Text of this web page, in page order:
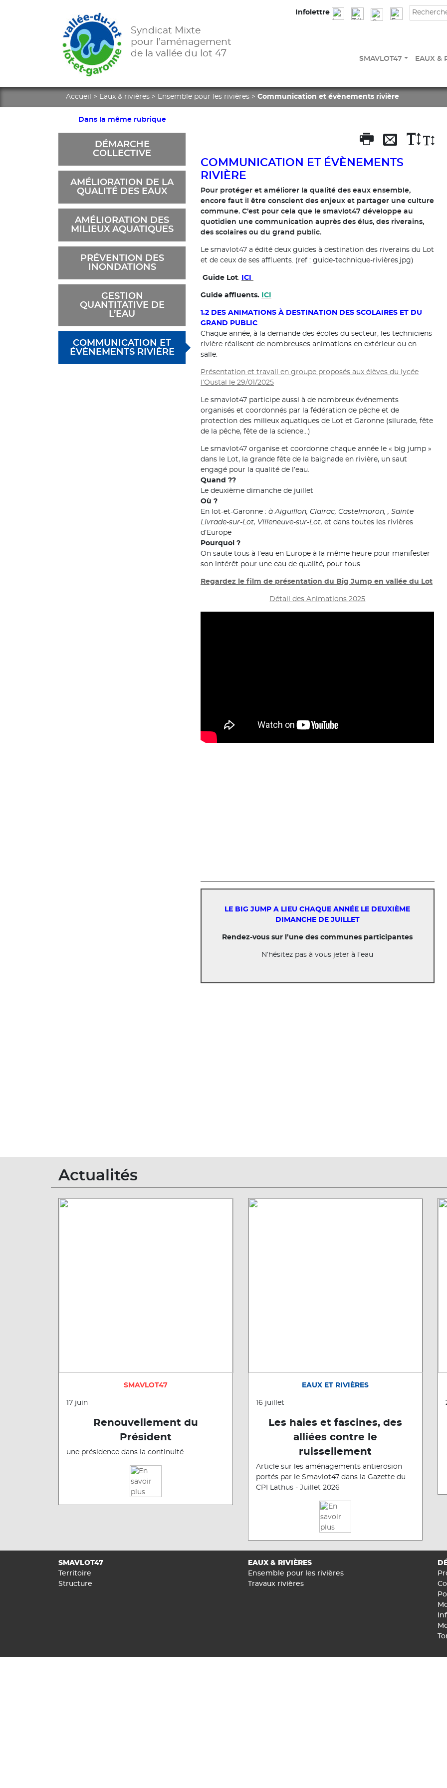
Syndicat Mixte
pour l’aménagement
de la vallée du lot 47
Infolettre
SMAVLOT47 EAUX &
Accueil > Eaux & rivières > Ensemble pour les rivières > Communication et évènements rivière
Dans la même rubrique
DÉMARCHE
COLLECTIVE
AMÉLIORATION DE LA
QUALITÉ DES EAUX
AMÉLIORATION DES
MILIEUX AQUATIQUES
PRÉVENTION DES
INONDATIONS
GESTION
QUANTITATIVE DE
L’EAU
COMMUNICATION ET
ÉVÈNEMENTS RIVIÈRE
COMMUNICATION ET ÉVÈNEMENTS
RIVIÈRE
Pour protéger et améliorer la qualité des eaux ensemble,
encore faut il être conscient des enjeux et partager une culture
commune. C’est pour cela que le smavlot47 développe au
quotidien une communication auprès des élus, des riverains,
des scolaires ou du grand public.
Le smavlot47 a édité deux guides à destination des riverains du Lot
et de ceux de ses affluents. (ref : guide-technique-rivières.jpg)
Guide Lot ICI
Guide affluents. ICI
1.2 DES ANIMATIONS À DESTINATION DES SCOLAIRES ET DU
GRAND PUBLIC
Chaque année, à la demande des écoles du secteur, les techniciens
rivière réalisent de nombreuses animations en extérieur ou en
salle.
Présentation et travail en groupe proposés aux élèves du lycée
l’Oustal le 29/01/2025
Le smavlot47 participe aussi à de nombreux événements
organisés et coordonnés par la fédération de pêche et de
protection des milieux aquatiques de Lot et Garonne (silurade, fête
de la pêche, fête de la science…)
Le smavlot47 organise et coordonne chaque année le « big jump »
dans le Lot, la grande fête de la baignade en rivière, un saut
engagé pour la qualité de l’eau.
Quand ??
Le deuxième dimanche de juillet
Où ?
En lot-et-Garonne : à Aiguillon, Clairac, Castelmoron, , Sainte
Livrade-sur-Lot, Villeneuve-sur-Lot, et dans toutes les rivières
d’Europe
Pourquoi ?
On saute tous à l’eau en Europe à la même heure pour manifester
son intérêt pour une eau de qualité, pour tous.
Regardez le film de présentation du Big Jump en vallée du Lot
Détail des Animations 2025
LE BIG JUMP A LIEU CHAQUE ANNÉE LE DEUXIÈME
DIMANCHE DE JUILLET
Rendez-vous sur l’une des communes participantes
N’hésitez pas à vous jeter à l’eau
Actualités
SMAVLOT47
17 juin
Renouvellement du
Président
une présidence dans la continuité
EAUX ET RIVIÈRES
16 juillet
Les haies et fascines, des
alliées contre le
ruissellement
Article sur les aménagements antierosion
portés par le Smavlot47 dans la Gazette du
CPI Lathus - Juillet 2026
SMAVLOT47
Territoire
Structure
EAUX & RIVIÈRES
Ensemble pour les rivières
Travaux rivières